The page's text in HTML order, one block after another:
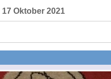
17 Oktober 2021